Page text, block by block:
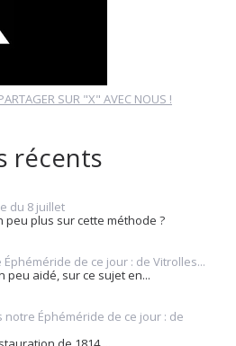
SUR "X" AVEC NOUS !
récents
du 8 juillet
plus sur cette méthode ?
de ce jour : de Vitrolles...
aidé, sur ce sujet en...
notre Éphéméride de ce jour : de